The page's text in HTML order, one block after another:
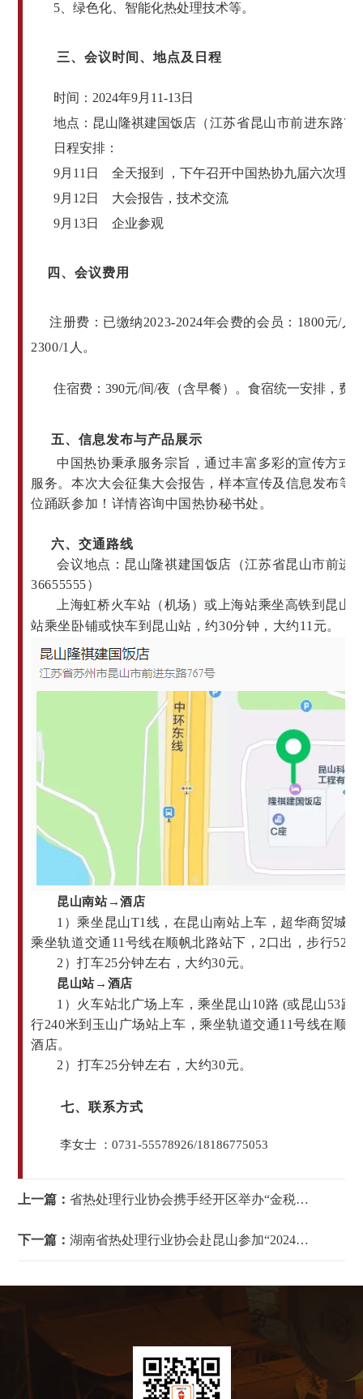
5、绿色化、智能化热处理技术等。
三、会议时间、地点及日程
时间：2024年9月11-13日
地点：昆山隆祺建国饭店 （江苏省昆山市前进东路
日程安排：
9月11日 全天报到 ，下午召开中国热协九届六次理
9月12日 大会报告，技术交流
9月13日 企业参观
四、会议费用
注册费：已缴纳2023-2024年会费的会员：1800元/人
2300/1人。
住宿费：390元/间/夜（含早餐）。食宿统一安排，费
五、信息发布与产品展示
中国热协秉承服务宗旨，通过丰富多彩的宣传方式
服务。本次大会征集大会报告，样本宣传及信息发布等
位踊跃参加！详情咨询中国热协秘书处。
六、交通路线
会议地点：昆山隆祺建国饭店 （江苏省昆山市前进
36655555）
上海虹桥火车站（机场）或 上海站乘坐高铁到 昆山
站乘坐卧铺或快车到昆山站，约30分钟，大约11元。
昆山南站→酒店
1）乘坐昆山T1线，在昆山南站上车，超华商贸城
乘坐轨道交通11号线在顺帆北路站下，2口出，步行520
2）打车25分钟左右，大约30元。
昆山站→ 酒店
1）火车站北广场上车，乘坐昆山10路 (或昆山53路
行240米到玉山广场站上车 ，乘坐轨道交通11号线在顺
酒店。
2） 打车25分钟左右，大约30元。
七、联系方式
李女士 ：0731-55578926/18186775053
上一篇：省热处理行业协会携手经开区举办“金税四期最新进展与税务风险防控”的研讨会”
下一篇：湖南省热处理行业协会赴昆山参加“2024年中国热处理行业厂长经理大会暨高质量发展论坛”